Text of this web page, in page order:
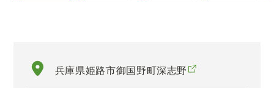
兵庫県姫路市御国野町深志野